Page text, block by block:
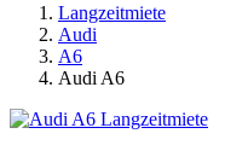
Langzeitmiete
Audi
A6
Audi A6